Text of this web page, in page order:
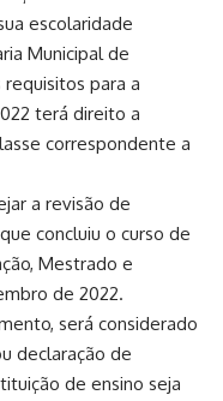
escolaridade
Municipal de
para a
terá direito a
correspondente a
a revisão de
concluiu o curso de
Mestrado e
de 2022.
será considerado
declaração de
de ensino seja